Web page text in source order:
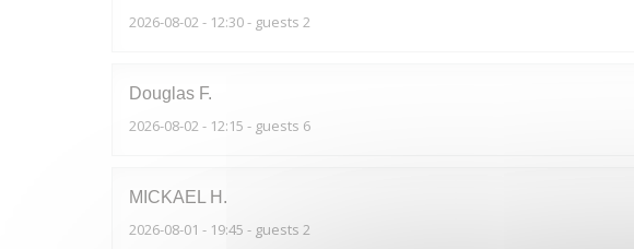
2026-08-02 - 12:30 - guests 2
Douglas F
2026-08-02 - 12:15 - guests 6
MICKAEL H
2026-08-01 - 19:45 - guests 2